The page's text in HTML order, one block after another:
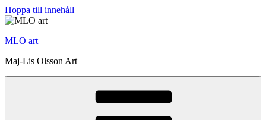
Hoppa till innehåll
MLO art
Maj-Lis Olsson Art